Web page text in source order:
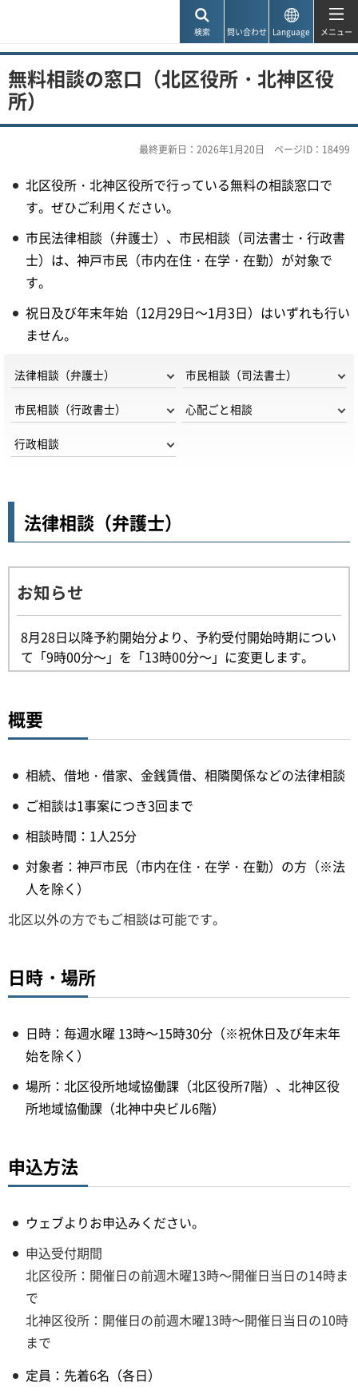
検索 問い合わせ Language メニュー
無料相談の窓口（北区役所・北神区役
所）
最終更新日：2026年1月20日 ページID：18499
北区役所・北神区役所で行っている無料の相談窓口で
す。ぜひご利用ください。
市民法律相談（弁護士）、市民相談（司法書士・行政書
士）は、神戸市民（市内在住・在学・在勤）が対象で
す。
祝日及び年末年始（12月29日～1月3日）はいずれも行い
ません。
法律相談（弁護士） 市民相談（司法書士）
市民相談（行政書士） 心配ごと相談
行政相談
法律相談（弁護士）
お知らせ
8月28日以降予約開始分より、予約受付開始時期につい
て「9時00分～」を「13時00分～」に変更します。
概要
相続、借地・借家、金銭賃借、相隣関係などの法律相談
ご相談は1事案につき3回まで
相談時間：1人25分
対象者：神戸市民（市内在住・在学・在勤）の方（※法
人を除く）
北区以外の方でもご相談は可能です。
日時・場所
日時：毎週水曜 13時～15時30分（※祝休日及び年末年
始を除く）
場所：北区役所地域協働課（北区役所7階）、北神区役
所地域協働課（北神中央ビル6階）
申込方法
ウェブよりお申込みください。
申込受付期間
北区役所：開催日の前週木曜13時～開催日当日の14時ま
で
北神区役所：開催日の前週木曜13時～開催日当日の10時
まで
定員：先着6名（各日）